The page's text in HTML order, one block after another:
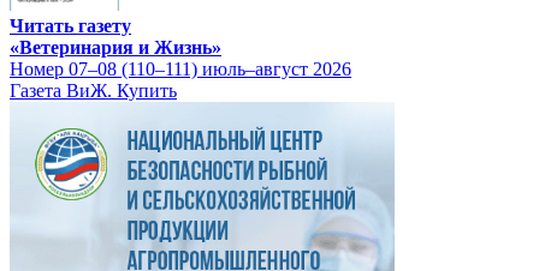
Читать газету
«Ветеринария и Жизнь»
Номер 07–08 (110–111) июль–август 2026
Газета ВиЖ. Купить